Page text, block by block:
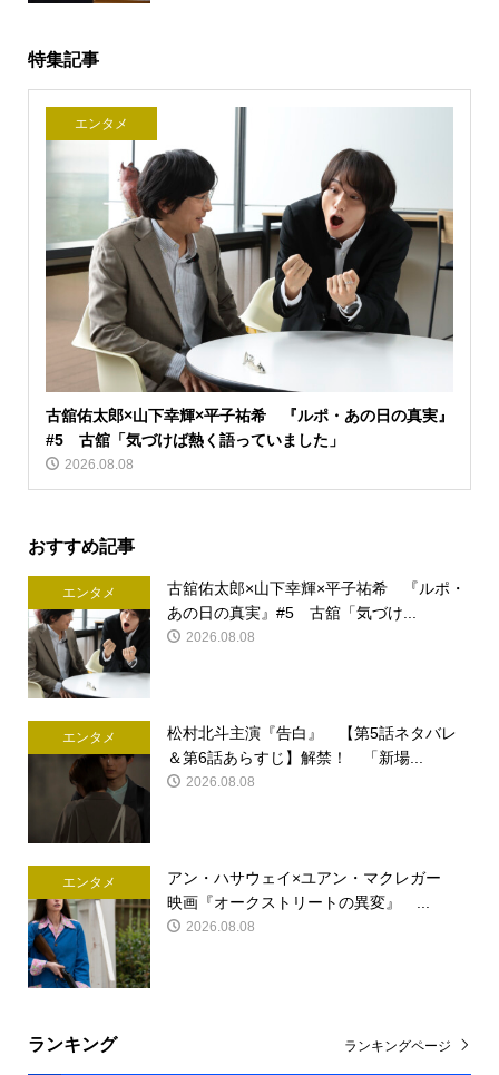
特集記事
エンタメ
古舘佑太郎×山下幸輝×平子祐希 『ルポ・あの日の真実』
#5 古舘「気づけば熱く語っていました」
2026.08.08
おすすめ記事
エンタメ
古舘佑太郎×山下幸輝×平子祐希 『ルポ・
あの日の真実』#5 古舘「気づけ...
2026.08.08
エンタメ
松村北斗主演『告白』 【第5話ネタバレ
＆第6話あらすじ】解禁！ 「新場...
2026.08.08
エンタメ
アン・ハサウェイ×ユアン・マクレガー
映画『オークストリートの異変』 ...
2026.08.08
ランキング ランキングページ